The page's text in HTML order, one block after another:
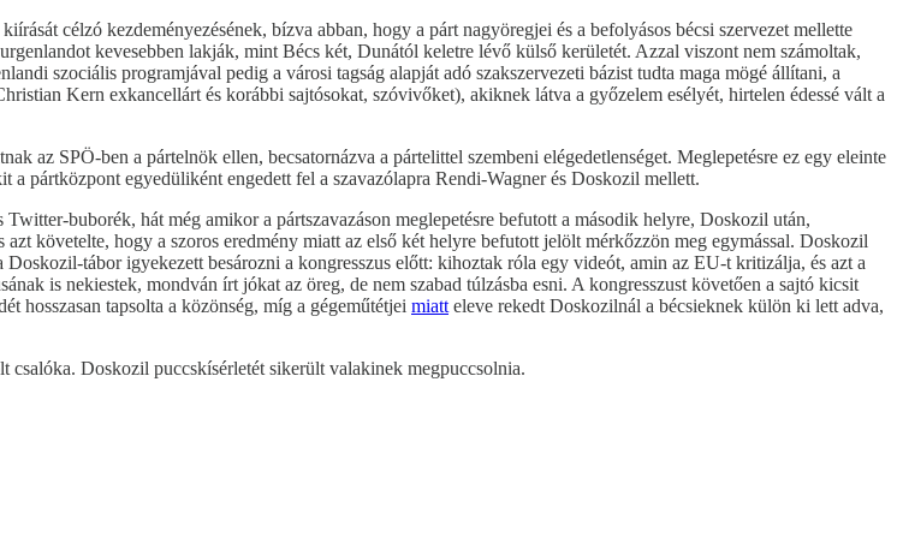
célzó kezdeményezésének, bízva abban, hogy a párt nagyöregjei és a befolyásos bécsi szervezet mellette
kevesebben lakják, mint Bécs két, Dunától keletre lévő külső kerületét. Azzal viszont nem számoltak,
szociális programjával pedig a városi tagság alapját adó szakszervezeti bázist tudta maga mögé állítani, a
Kern exkancellárt és korábbi sajtósokat, szóvivőket), akiknek látva a győzelem esélyét, hirtelen édessé vált a
SPÖ-ben a pártelnök ellen, becsatornázva a pártelittel szembeni elégedetlenséget. Meglepetésre ez egy eleinte
pártközpont egyedüliként engedett fel a szavazólapra Rendi-Wagner és Doskozil mellett.
buborék, hát még amikor a pártszavazáson meglepetésre befutott a második helyre, Doskozil után,
követelte, hogy a szoros eredmény miatt az első két helyre befutott jelölt mérkőzzön meg egymással. Doskozil
tábor igyekezett besározni a kongresszus előtt: kihoztak róla egy videót, amin az EU-t kritizálja, és azt a
is nekiestek, mondván írt jókat az öreg, de nem szabad túlzásba esni. A kongresszust követően a sajtó kicsit
hosszasan tapsolta a közönség, míg a gégeműtétjei miatt eleve rekedt Doskozilnál a bécsieknek külön ki lett adva,
csalóka. Doskozil puccskísérletét sikerült valakinek megpuccsolnia.